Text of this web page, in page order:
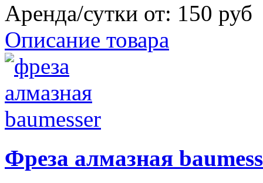
Аренда/сутки от: 150 руб
Описание товара
Фреза алмазная